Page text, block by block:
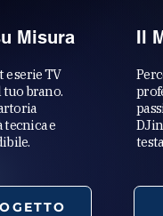
Misura
serie TV
tuo brano.
e
Il